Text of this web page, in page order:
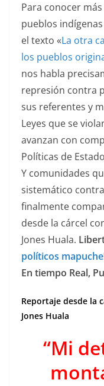
Para conocer
pueblos
el texto «La otra
los pueblos
nos habla
represión contra
sus referentes y
Leyes que se
avanzan con
Políticas de
Y comunidades
sistemático
finalmente
desde la cárcel
Jones Huala.
políticos mapuche
En tiempo Real,
Reportaje desde la
Jones Huala
“Mi